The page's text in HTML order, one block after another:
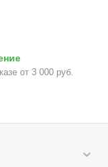
от 3 000 руб.